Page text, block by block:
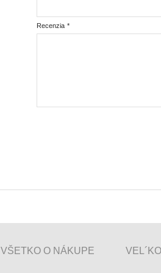
*
Recenzia
VŠETKO O NÁKUPE